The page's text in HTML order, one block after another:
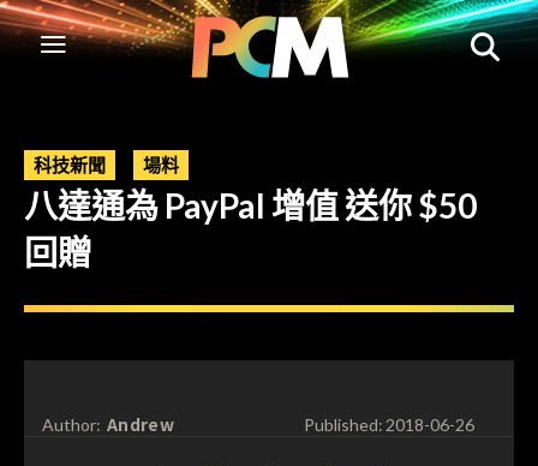
科技新聞 場料
八達通為 PayPal 增值 送你 $50
回贈
Author: Andrew Published:2018-06-26